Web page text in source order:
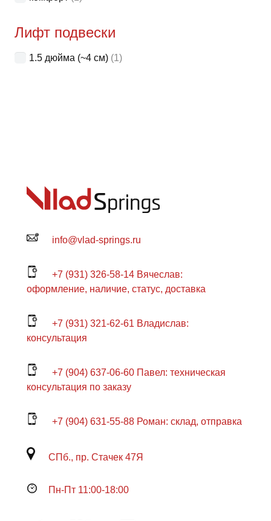
Лифт подвески
1.5 дюйма (~4 см) (1)
info@vlad-springs.ru
+7 (931) 326-58-14 Вячеслав:
оформление, наличие, статус, доставка
+7 (931) 321-62-61 Владислав:
консультация
+7 (904) 637-06-60 Павел: техническая
консультация по заказу
+7 (904) 631-55-88 Роман: склад, отправка
СПб., пр. Стачек 47Я
Пн-Пт 11:00-18:00